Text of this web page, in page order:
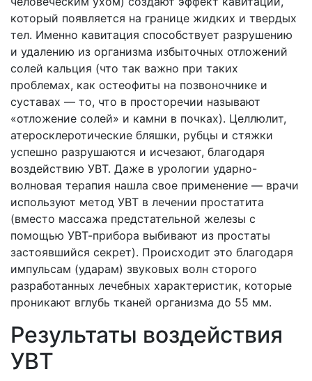
который появляется на границе жидких и твердых
тел. Именно кавитация способствует разрушению
и удалению из организма избыточных отложений
солей кальция (что так важно при таких
проблемах, как остеофиты на позвоночнике и
суставах — то, что в просторечии называют
«отложение солей» и камни в почках). Целлюлит,
атеросклеротические бляшки, рубцы и стяжки
успешно разрушаются и исчезают, благодаря
воздействию УВТ. Даже в урологии ударно-
волновая терапия нашла свое применение — врачи
используют метод УВТ в лечении простатита
(вместо массажа предстательной железы с
помощью УВТ-прибора выбивают из простаты
застоявшийся секрет). Происходит это благодаря
импульсам (ударам) звуковых волн сторого
разработанных лечебных характеристик, которые
проникают вглубь тканей организма до 55 мм.
Результаты воздействия
УВТ